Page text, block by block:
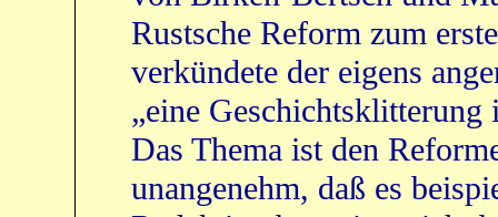
Rustsche Reform zum
verkündete der eigens
„eine Geschichtsklitterung
Das Thema ist den
unangenehm, daß es